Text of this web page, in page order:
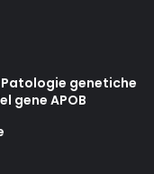
genetiche
gene APOB